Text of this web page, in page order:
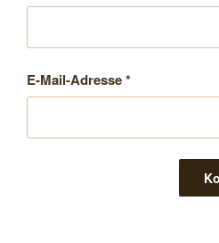
E-Mail-Adresse*